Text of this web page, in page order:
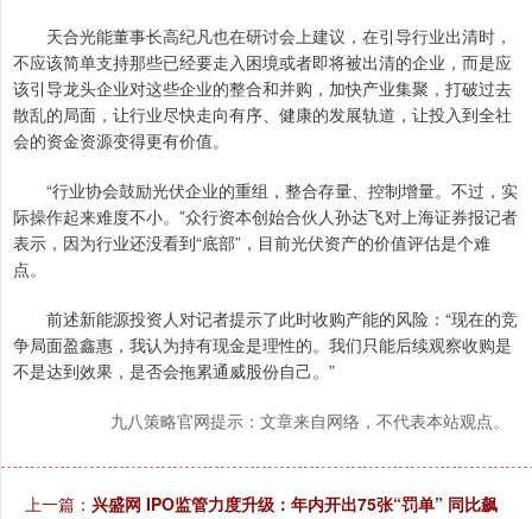
天合光能董事长高纪凡也在研讨会上建议，在引导行业出清时，
不应该简单支持那些已经要走入困境或者即将被出清的企业，而是应
该引导龙头企业对这些企业的整合和并购，加快产业集聚，打破过去
散乱的局面，让行业尽快走向有序、健康的发展轨道，让投入到全社
会的资金资源变得更有价值。
“行业协会鼓励光伏企业的重组，整合存量、控制增量。不过，实
际操作起来难度不小。”众行资本创始合伙人孙达飞对上海证券报记者
表示，因为行业还没看到“底部”，目前光伏资产的价值评估是个难
点。
前述新能源投资人对记者提示了此时收购产能的风险：“现在的竞
争局面盈鑫惠，我认为持有现金是理性的。我们只能后续观察收购是
不是达到效果，是否会拖累通威股份自己。”
九八策略官网提示：文章来自网络，不代表本站观点。
上一篇： 兴盛网 IPO监管力度升级：年内开出75张“罚单” 同比飙